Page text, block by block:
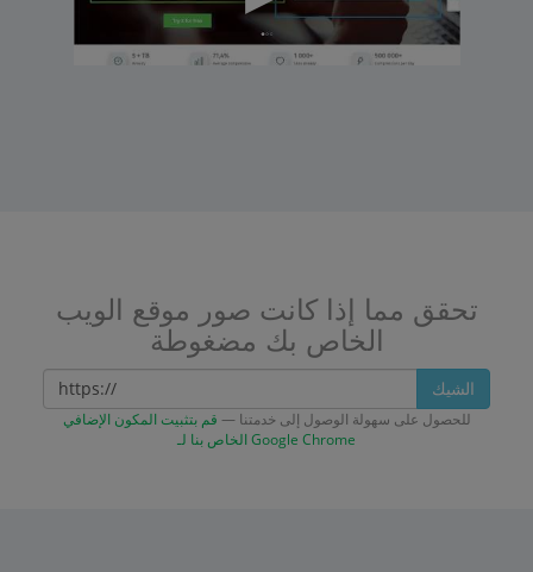
تحقق مما إذا كانت صور موقع الويب
الخاص بك مضغوطة
الشيك
للحصول على سهولة الوصول إلى خدمتنا — قم بتثبيت المكون الإضافي
الخاص بنا لـ Google Chrome